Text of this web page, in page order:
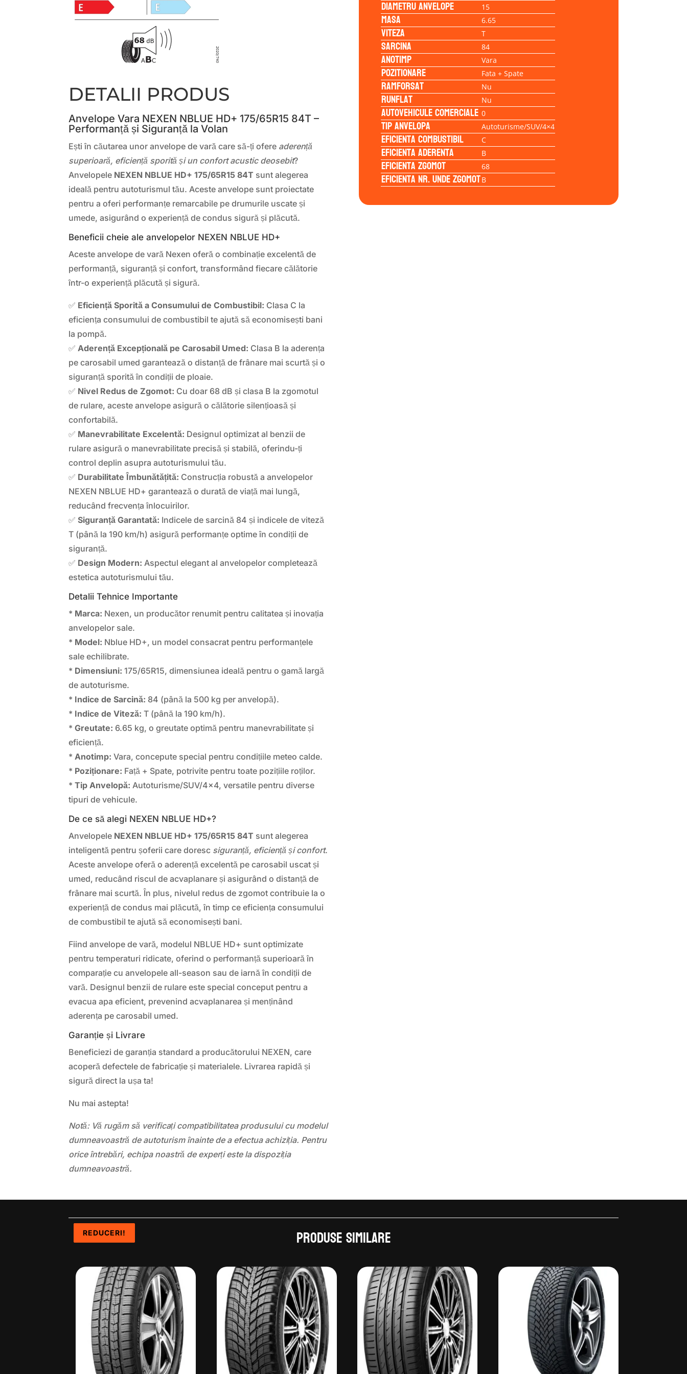
DETALII PRODUS
Anvelope Vara NEXEN NBLUE HD+ 175/65R15 84T –
Performanță și Siguranță la Volan
Ești în căutarea unor anvelope de vară care să-ți ofere aderență
superioară, eficiență sporită și un confort acustic deosebit?
Anvelopele NEXEN NBLUE HD+ 175/65R15 84T sunt alegerea
ideală pentru autoturismul tău. Aceste anvelope sunt proiectate
pentru a oferi performanțe remarcabile pe drumurile uscate și
umede, asigurând o experiență de condus sigură și plăcută.
Beneficii cheie ale anvelopelor NEXEN NBLUE HD+
Aceste anvelope de vară Nexen oferă o combinație excelentă de
performanță, siguranță și confort, transformând fiecare călătorie
într-o experiență plăcută și sigură.
✅ Eficiență Sporită a Consumului de Combustibil: Clasa C la
eficiența consumului de combustibil te ajută să economisești bani
la pompă.
✅ Aderență Excepțională pe Carosabil Umed: Clasa B la aderența
pe carosabil umed garantează o distanță de frânare mai scurtă și o
siguranță sporită în condiții de ploaie.
✅ Nivel Redus de Zgomot: Cu doar 68 dB și clasa B la zgomotul
de rulare, aceste anvelope asigură o călătorie silențioasă și
confortabilă.
✅ Manevrabilitate Excelentă: Designul optimizat al benzii de
rulare asigură o manevrabilitate precisă și stabilă, oferindu-ți
control deplin asupra autoturismului tău.
✅ Durabilitate Îmbunătățită: Construcția robustă a anvelopelor
NEXEN NBLUE HD+ garantează o durată de viață mai lungă,
reducând frecvența înlocuirilor.
✅Siguranță Garantată: Indicele de sarcină 84 și indicele de viteză
T (până la 190 km/h) asigură performanțe optime în condiții de
siguranță.
✅ Design Modern: Aspectul elegant al anvelopelor completează
estetica autoturismului tău.
Detalii Tehnice Importante
* Marca: Nexen, un producător renumit pentru calitatea și inovația
anvelopelor sale.
* Model: Nblue HD+, un model consacrat pentru performanțele
sale echilibrate.
* Dimensiuni: 175/65R15, dimensiunea ideală pentru o gamă largă
de autoturisme.
* Indice de Sarcină: 84 (până la 500 kg per anvelopă).
* Indice de Viteză: T (până la 190 km/h).
*Greutate: 6.65 kg, o greutate optimă pentru manevrabilitate și
eficiență.
* Anotimp: Vara, concepute special pentru condițiile meteo calde.
* Poziționare: Față + Spate, potrivite pentru toate pozițiile roților.
*Tip Anvelopă: Autoturisme/SUV/4×4, versatile pentru diverse
tipuri de vehicule.
De ce să alegi NEXEN NBLUE HD+?
Anvelopele NEXEN NBLUE HD+ 175/65R15 84T sunt alegerea
inteligentă pentru șoferii care doresc siguranță, eficiență și confort.
Aceste anvelope oferă o aderență excelentă pe carosabil uscat și
umed, reducând riscul de acvaplanare și asigurând o distanță de
frânare mai scurtă. În plus, nivelul redus de zgomot contribuie la o
experiență de condus mai plăcută, în timp ce eficiența consumului
de combustibil te ajută să economisești bani.
Fiind anvelope de vară, modelul NBLUE HD+ sunt optimizate
pentru temperaturi ridicate, oferind o performanță superioară în
comparație cu anvelopele all-season sau de iarnă în condiții de
vară. Designul benzii de rulare este special conceput pentru a
evacua apa eficient, prevenind acvaplanarea și menținând
aderența pe carosabil umed.
Garanție și Livrare
Beneficiezi de garanția standard a producătorului NEXEN, care
acoperă defectele de fabricație și materialele. Livrarea rapidă și
sigură direct la ușa ta!
Nu mai astepta!
Notă: Vă rugăm să verificați compatibilitatea produsului cu modelul
dumneavoastră de autoturism înainte de a efectua achiziția. Pentru
orice întrebări, echipa noastră de experți este la dispoziția
dumneavoastră.
Diametru anvelope 15
Masa 6.65
Viteza T
Sarcina 84
Anotimp Vara
Pozitionare Fata + Spate
Ramforsat Nu
Runflat Nu
Autovehicule comerciale 0
Tip anvelopa Autoturisme/SUV/4×4
Eficienta Combustibil C
Eficienta Aderenta B
Eficienta Zgomot 68
Eficienta Nr. Unde ZgomotB
Produse similare
REDUCERI!
REDUCERI!
REDUCERI!
REDUCERI!